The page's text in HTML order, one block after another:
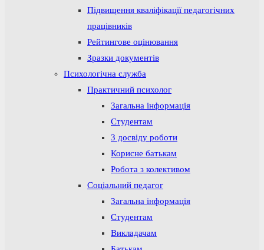
Підвищення кваліфікації педагогічних
працівників
Рейтингове оцінювання
Зразки документів
Психологічна служба
Практичний психолог
Загальна інформація
Студентам
З досвіду роботи
Корисне батькам
Робота з колективом
Соціальний педагог
Загальна інформація
Студентам
Викладачам